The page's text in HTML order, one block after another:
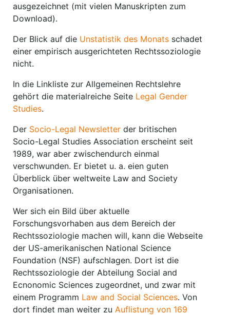
ausgezeichnet (mit vielen Manuskripten zum
Download).
Der Blick auf die Unstatistik des Monats schadet
einer empirisch ausgerichteten Rechtssoziologie
nicht.
In die Linkliste zur Allgemeinen Rechtslehre
gehört die materialreiche Seite Legal Gender
Studies.
Der Socio-Legal Newsletter der britischen
Socio-Legal Studies Association erscheint seit
1989, war aber zwischendurch einmal
verschwunden. Er bietet u. a. eien guten
Überblick über weltweite Law and Society
Organisationen.
Wer sich ein Bild über aktuelle
Forschungsvorhaben aus dem Bereich der
Rechtssoziologie machen will, kann die Webseite
der US-amerikanischen National Science
Foundation (NSF) aufschlagen. Dort ist die
Rechtssoziologie der Abteilung Social and
Ecnonomic Sciences zugeordnet, und zwar mit
einem Programm Law and Social Sciences. Von
dort findet man weiter zu Auflistung von 169